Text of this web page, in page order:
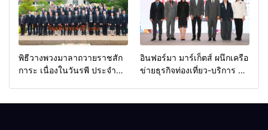
พิธีวางพวงมาลาถวายราชสัก
การะ เนื่องในวันรพี ประจำปี
อินฟอร์มา มาร์เก็ตส์ ผนึกเครือ
ข่ายธุรกิจท่องเที่ยว-บริการ จัด